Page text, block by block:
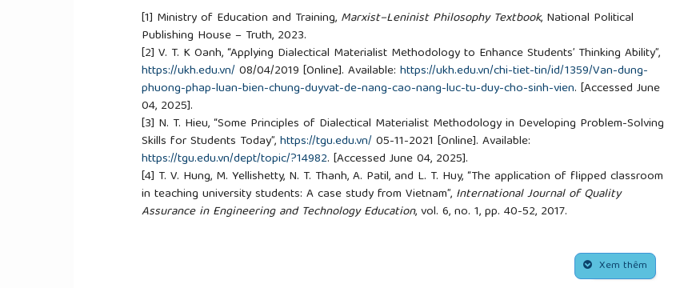
[1] Ministry of Education and Training, Marxist–Leninist Philosophy Textbook, National Political
Publishing House – Truth, 2023.
[2] V. T. K Oanh, “Applying Dialectical Materialist Methodology to Enhance Students’ Thinking Ability”,
https://ukh.edu.vn/08/04/2019 [Online]. Available: https://ukh.edu.vn/chi-tiet-tin/id/1359/Van-dung-
phuong-phap-luan-bien-chung-duyvat-de-nang-cao-nang-luc-tu-duy-cho-sinh-vien. [Accessed June
04, 2025].
[3] N. T. Hieu, “Some Principles of Dialectical Materialist Methodology in Developing Problem-Solving
Skills for Students Today”,https://tgu.edu.vn/05-11-2021 [Online]. Available:
https://tgu.edu.vn/dept/topic/?14982. [Accessed June 04, 2025].
[4] T. V. Hung, M. Yellishetty, N. T. Thanh, A. Patil, and L. T. Huy, “The application of flipped classroom
in teaching university students: A case study from Vietnam”, International Journal of Quality
Assurance in Engineering and Technology Education, vol. 6, no. 1, pp. 40-52, 2017.
British Journal of Educational Technology, vol. 49, no. 3,
Xem thêm